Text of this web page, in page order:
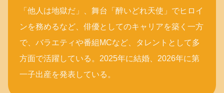
「他人は地獄だ」、舞台「醉いどれ天使」でヒロイ
ンを務めるなど、俳優としてのキャリアを築く一方
で、バラエティや番組MCなど、タレントとして多
方面で活躍している。2025年に結婚、2026年に第
一子出産を発表している。